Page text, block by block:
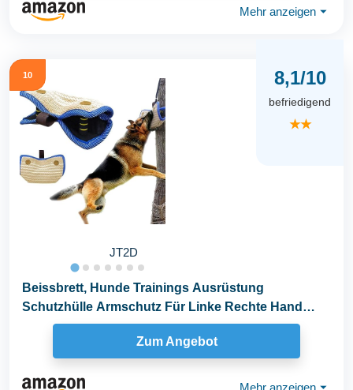
Mehr anzeigen ⏷
10
JT2D
8,1/10
befriedigend
★★
Beissbrett, Hunde Trainings Ausrüstung
Schutzhülle Armschutz Für Linke Rechte Hand
Beißkissen...
Zum Angebot
Mehr anzeigen ⏷